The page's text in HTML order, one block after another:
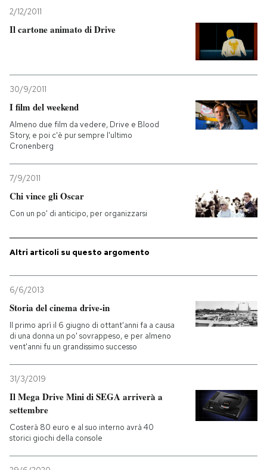
I MIEI PREFERITI
CALENDARIO
AREA PERSONALE
Entra
2/12/2011
Il cartone animato di Drive
30/9/2011
I film del weekend
Almeno due film da vedere, Drive e Blood
Story, e poi c'è pur sempre l'ultimo
Cronenberg
7/9/2011
Chi vince gli Oscar
Con un po' di anticipo, per organizzarsi
Altri articoli su questo argomento
6/6/2013
Storia del cinema drive-in
Il primo aprì il 6 giugno di ottant'anni fa a causa
di una donna un po' sovrappeso, e per almeno
vent'anni fu un grandissimo successo
31/3/2019
Il Mega Drive Mini di SEGA arriverà a
settembre
Costerà 80 euro e al suo interno avrà 40
storici giochi della console